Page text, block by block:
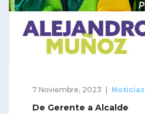
7 Noviembre, 2023 Noticias
De Gerente a Alcalde